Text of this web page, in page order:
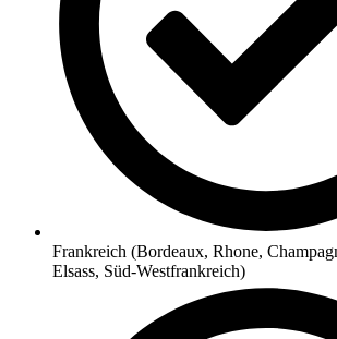
Frankreich (Bordeaux, Rhone,
Elsass, Süd-Westfrankreich)